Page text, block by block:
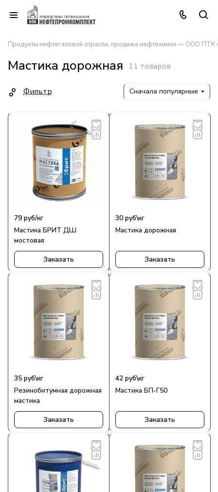
Продукты нефтегазовой отрасли, продажа нефтехимии — ООО ПТК
Мастика дорожная 11 товаров
Фильтр Сначала популярные
79 руб/кг
Мастика БРИТ ДШ
мостовая
Заказать
30 руб\кг
Мастика дорожная
Заказать
35 руб\кг
Резинобитумная дорожная
мастика
Заказать
42 руб\кг
Мастика БП-Г50
Заказать